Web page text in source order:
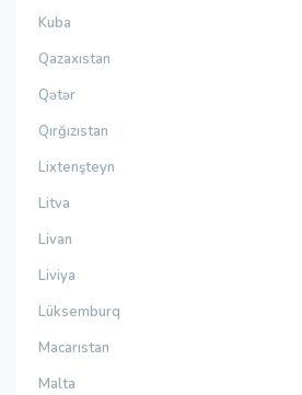
Kuba
Qazaxıstan
Qətər
Qırğızıstan
Lixtenşteyn
Litva
Livan
Liviya
Lüksemburq
Macarıstan
Malta